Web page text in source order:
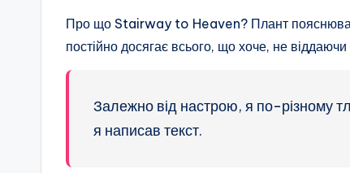
Про що Stairway to Heaven? Плант пояснював
постійно досягає всього, що хоче, не віддаючи
Залежно від настрою, я по-різному
я написав текст.